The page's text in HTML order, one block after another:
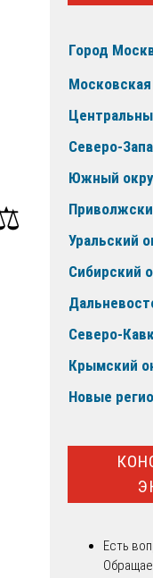
Город
Северо-
Южный
Уральский
Сибирский
Северо-
Крымский
Новые
Есть